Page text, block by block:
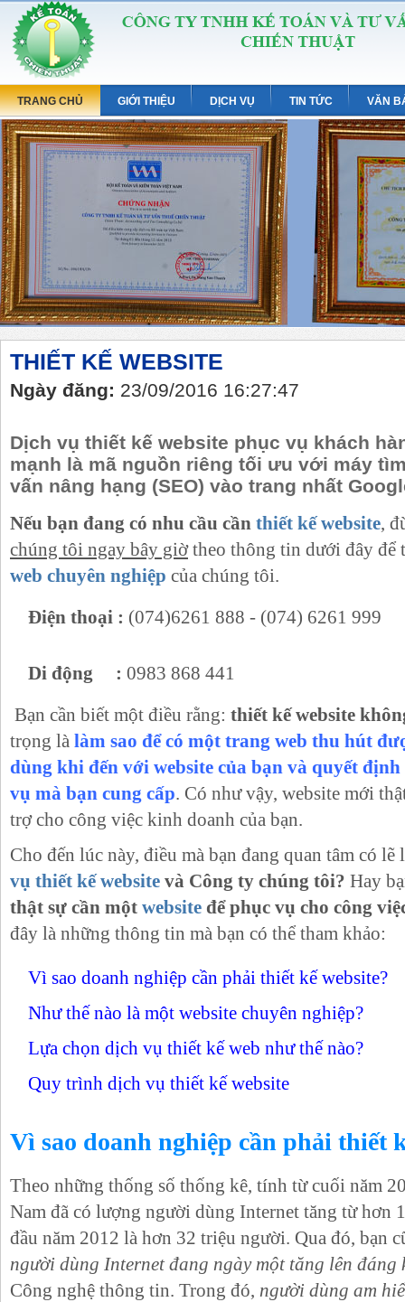
TRANG CHỦ GIỚI THIỆU DỊCH VỤ TIN TỨC VĂN
THIẾT KẾ WEBSITE
Ngày đăng: 23/09/2016 16:27:47
Dịch vụ thiết kế website phục vụ khách
mạnh là mã nguồn riêng tối ưu với máy
vấn nâng hạng (SEO) vào trang nhất
Nếu bạn đang có nhu cầu cần thiết kế website,
chúng tôi ngay bây giờtheo thông tin dưới đây để
web chuyên nghiệp của chúng tôi.
Điện thoại : (074)6261 888 - (074) 6261 999
Di động : 0983 868 441
Bạn cần biết một điều rằng: thiết kế website
trọng là làm sao để có một trang web thu hút
dùng khi đến với website của bạn và quyết
vụ mà bạn cung cấp. Có như vậy, website mới
trợ cho công việc kinh doanh của bạn.
Cho đến lúc này, điều mà bạn đang quan tâm có
vụ thiết kế website và Công ty chúng tôi? Hay
thật sự cần một website để phục vụ cho công
đây là những thông tin mà bạn có thể tham khảo:
Vì sao doanh nghiệp cần phải thiết kế website?
Như thế nào là một website chuyên nghiệp?
Lựa chọn dịch vụ thiết kế web như thế nào?
Quy trình dịch vụ thiết kế website
Vì sao doanh nghiệp cần phải thiết
Theo những thống số thống kê, tính từ cuối năm
Nam đã có lượng người dùng Internet tăng từ hơn
đầu năm 2012 là hơn 32 triệu người. Qua đó, bạn
người dùng Internet đang ngày một tăng lên đáng
Công nghệ thông tin. Trong đó, người dùng am